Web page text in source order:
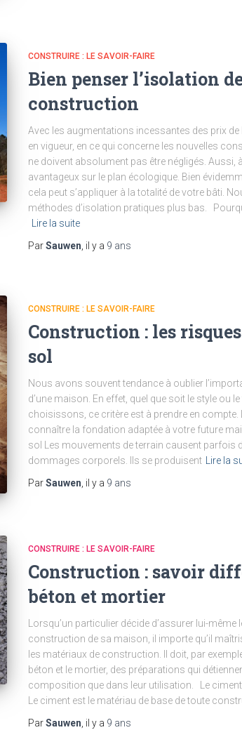
CONSTRUIRE : LE SAVOIR-FAIRE
Bien penser l’isolation
construction
Avec les augmentations incessantes des prix de
en vigueur, en ce qui concerne les nouvelles
ne doivent absolument pas être négligés.
avantageux sur le plan écologique. Bien
cela peut s’appliquer à la totalité de votre bâti.
méthodes d’isolation pratiques plus bas.
Lire la suite
ParSauwen , il y a 9 ans
CONSTRUIRE : LE SAVOIR-FAIRE
Construction : les
sol
Nous avons souvent tendance à oublier
d’une maison. En effet, quel que soit le style ou
choisissons, ce critère est à prendre en compte.
connaître la fondation adaptée à votre future
sol Les mouvements de terrain causent parfois
dommages corporels. Ils se produisent
Lire la
ParSauwen , il y a 9 ans
CONSTRUIRE : LE SAVOIR-FAIRE
Construction : savoir
béton et mortier
Lorsqu’un particulier décide d’assurer lui-
construction de sa maison, il importe qu’il
les matériaux de construction. Il doit, par
béton et le mortier, des préparations qui
composition que dans leur utilisation. Le
Le ciment est le matériau de base de toute
ParSauwen , il y a 9 ans